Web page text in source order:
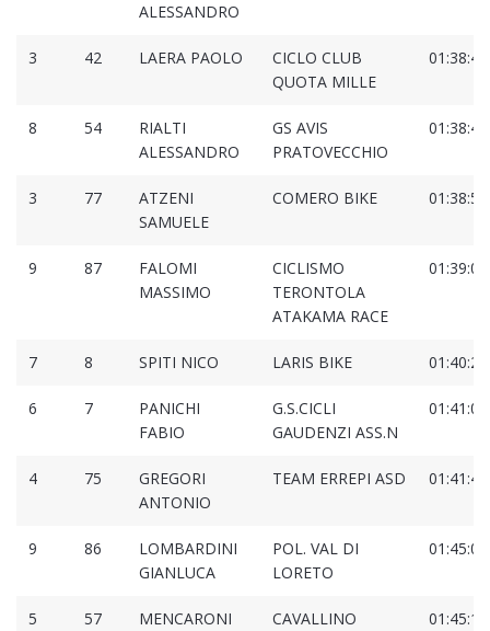
ALESSANDRO
3 42 LAERA PAOLO
CICLO CLUB
QUOTA MILLE
8 54
RIALTI
ALESSANDRO
GS AVIS
PRATOVECCHIO
3 77
ATZENI
SAMUELE
COMERO BIKE
9 87
FALOMI
MASSIMO
CICLISMO
TERONTOLA
ATAKAMA RACE
7 8 SPITI NICO LARIS BIKE
6 7
PANICHI
FABIO
G.S.CICLI
GAUDENZI ASS.N
4 75
GREGORI
ANTONIO
TEAM ERREPI ASD
9 86
LOMBARDINI
GIANLUCA
POL. VAL DI
LORETO
5 57
MENCARONI
CAVALLINO